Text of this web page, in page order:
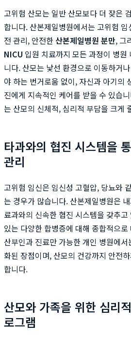
고위험 산모는 일반 산모보다 더 잦은
합니다. 산본제일병원에서는 고위험
전 관리, 안전한 산본제일병원 분만, 그
NICU 입원 치료까지 모든 과정이 병원
니다. 산모는 낯선 환경으로 이동하거
야 하는 번거로움 없이, 자신과 아기의
진에게 지속적인 케어를 받을 수 있습
는 산모의 신체적, 심리적 부담을 크게
타과와의 협진 시스템을
관리
고위험 임신은 임신성 고혈압, 당뇨와
는 경우가 많습니다. 산본제일병원은
료과와의 신속한 협진 시스템을 갖추
있는 다양한 합병증에 대해 종합적으
산부인과 진료만 가능한 개인 병원에
화된 장점이며, 산모의 건강까지 안전
합니다.
산모와 가족을 위한 심리
로그램